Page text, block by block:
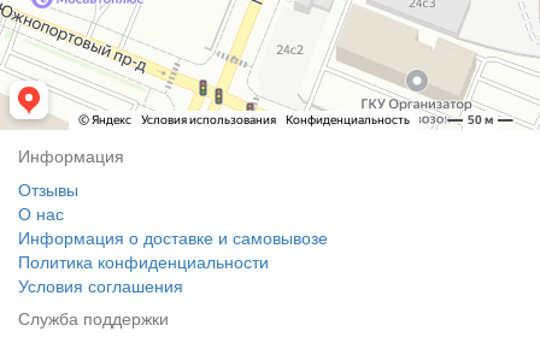
Информация
Отзывы
О нас
Информация о доставке и самовывозе
Политика конфиденциальности
Условия соглашения
Служба поддержки